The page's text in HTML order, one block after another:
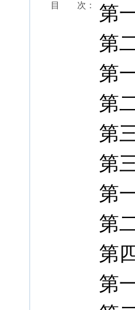
目 次：
第
第
第
第
第
第
第
第
第
第